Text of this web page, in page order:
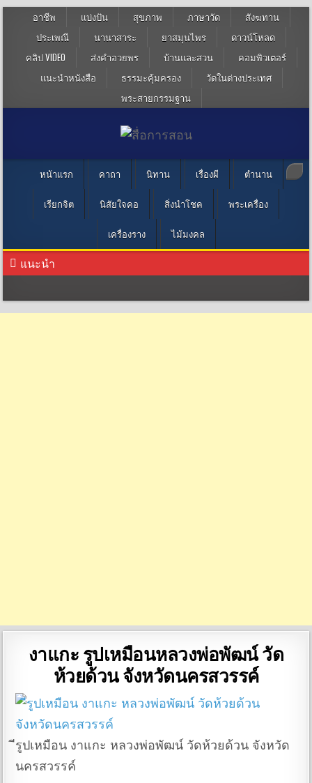
อาชีพ แบ่งปัน สุขภาพ ภาษาวัด
สังฆทาน
ประเพณี
นานาสาระ ยาสมุนไพร
ดาวน์โหลด
คลิป VIDEO
ส่งคำอวยพร บ้านและสวน
คอมพิวเตอร์
แนะนำหนังสือ
ธรรมะคุ้มครอง
วัดในต่างประเทศ
พระสายกรรมฐาน
หน้าแรก คาถา นิทาน เรื่องผี ตำนาน
เรียกจิต นิสัยใจคอ สิ่งนำโชค พระเครื่อง
เครื่องราง ไม้มงคล
แนะนำ
งาแกะ รูปเหมือนหลวงพ่อพัฒน์ วัด
ห้วยด้วน จังหวัดนครสวรรค์
ีรูปเหมือน งาแกะ หลวงพ่อพัฒน์ วัดห้วยด้วน จังหวัด
นครสวรรค์